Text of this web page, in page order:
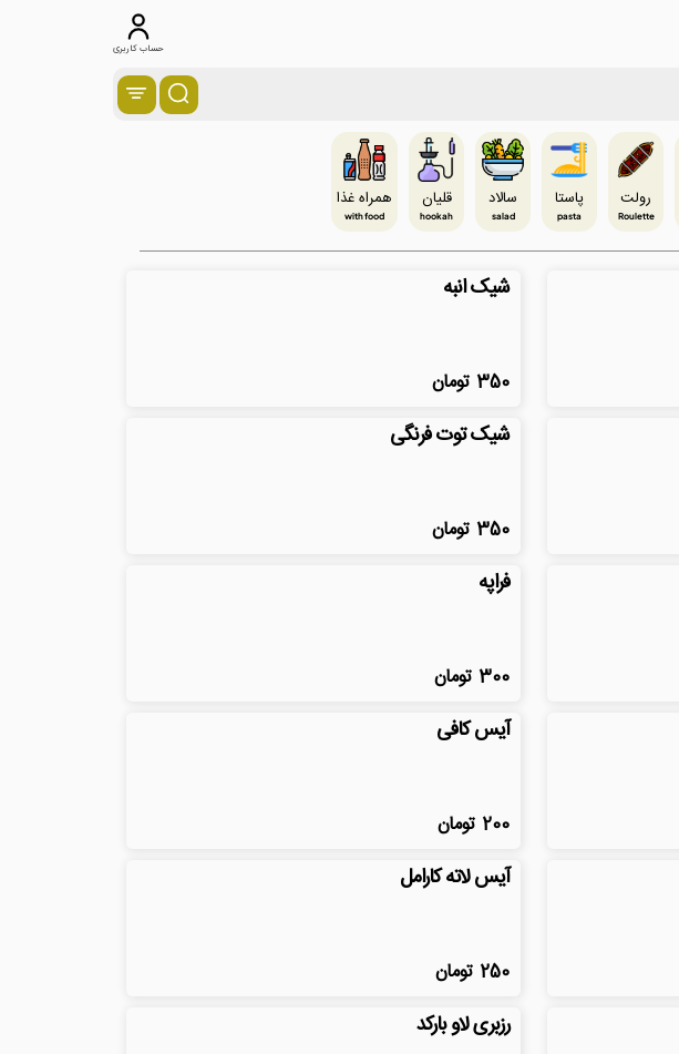
حساب کاربری
رولت
Roulette
پاستا
pasta
سالاد
salad
قلیان
hookah
همراه غذا
with food
شیک انبه
350 تومان
شیک توت فرنگی
350 تومان
فراپه
300 تومان
آیس کافی
200 تومان
آیس لاته کارامل
250 تومان
رزبری لاو بارکد